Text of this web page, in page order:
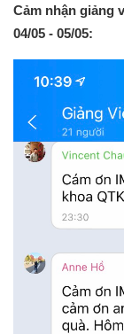
Cảm nhận giảng
04/05 - 05/05: